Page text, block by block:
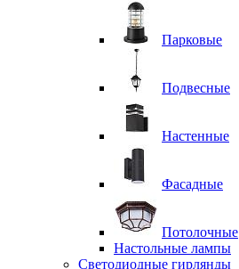
Парковые
Подвесные
Настенные
Фасадные
Потолочные
Настольные лампы
Светодиодные гирлянды